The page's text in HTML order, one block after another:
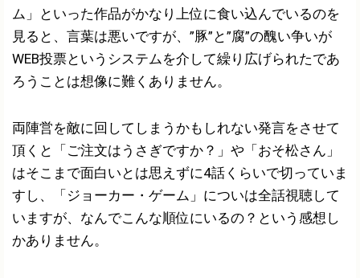
ム」といった作品がかなり上位に食い込んでいるのを
見ると、言葉は悪いですが、”豚”と”腐”の醜い争いが
WEB投票というシステムを介して繰り広げられたであ
ろうことは想像に難くありません。
両陣営を敵に回してしまうかもしれない発言をさせて
頂くと「ご注文はうさぎですか？」や「おそ松さん」
はそこまで面白いとは思えずに4話くらいで切っていま
すし、「ジョーカー・ゲーム」についは全話視聴して
いますが、なんでこんな順位にいるの？という感想し
かありません。